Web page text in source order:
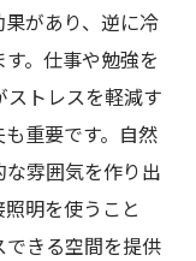
があり、逆に冷
。仕事や勉強を
トレスを軽減す
重要です。自然
雰囲気を作り出
明を使うこと
きる空間を提供